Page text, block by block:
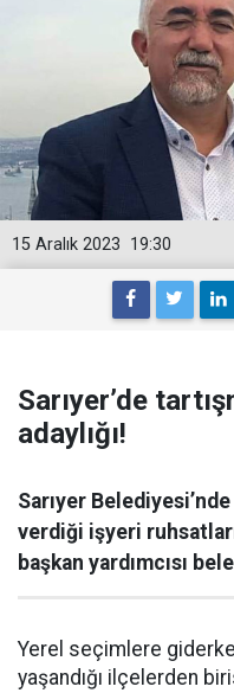
19:30
15 Aralık 2023
Sarıyer’de
adaylığı!
Sarıyer
verdiği işyeri
başkan yardımcısı
Yerel seçimlere
yaşandığı ilçelerden